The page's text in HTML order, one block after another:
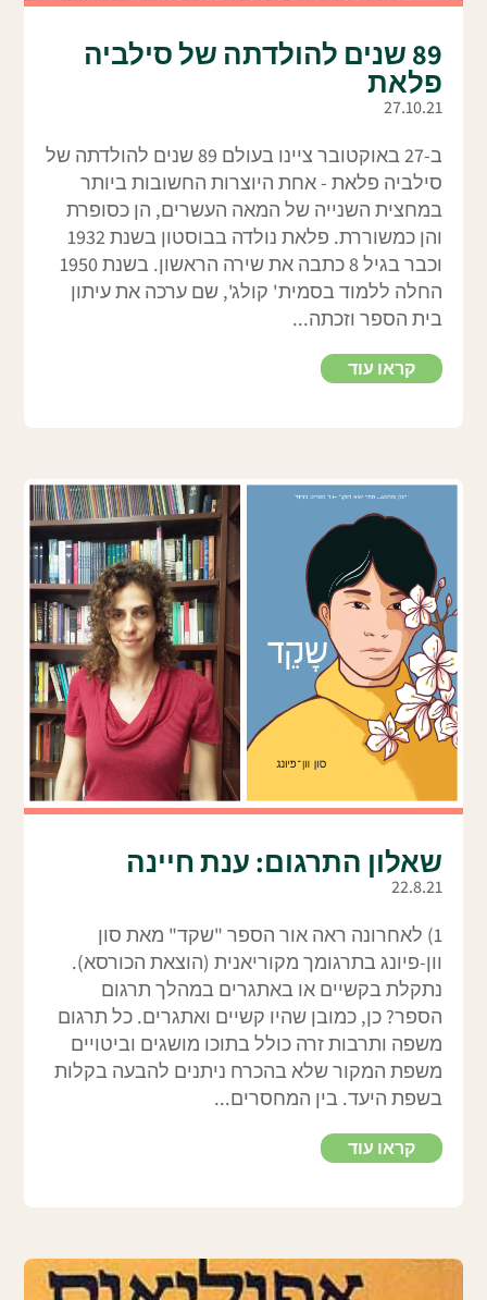
89 שנים להולדתה של סילביה
פלאת
27.10.21
ב-27 באוקטובר ציינו בעולם 89 שנים להולדתה של
סילביה פלאת - אחת היוצרות החשובות ביותר
במחצית השנייה של המאה העשרים, הן כסופרת
והן כמשוררת. פלאת נולדה בבוסטון בשנת 1932
וכבר בגיל 8 כתבה את שירה הראשון. בשנת 1950
החלה ללמוד בסמית' קולג', שם ערכה את עיתון
בית הספר וזכתה...
קראו עוד
שאלון התרגום: ענת חיינה
22.8.21
1) לאחרונה ראה אור הספר "שקד" מאת סון
וון-פיונג בתרגומך מקוריאנית (הוצאת הכורסא).
נתקלת בקשיים או באתגרים במהלך תרגום
הספר? כן, כמובן שהיו קשיים ואתגרים. כל תרגום
משפה ותרבות זרה כולל בתוכו מושגים וביטויים
משפת המקור שלא בהכרח ניתנים להבעה בקלות
בשפת היעד. בין המחסרים...
קראו עוד